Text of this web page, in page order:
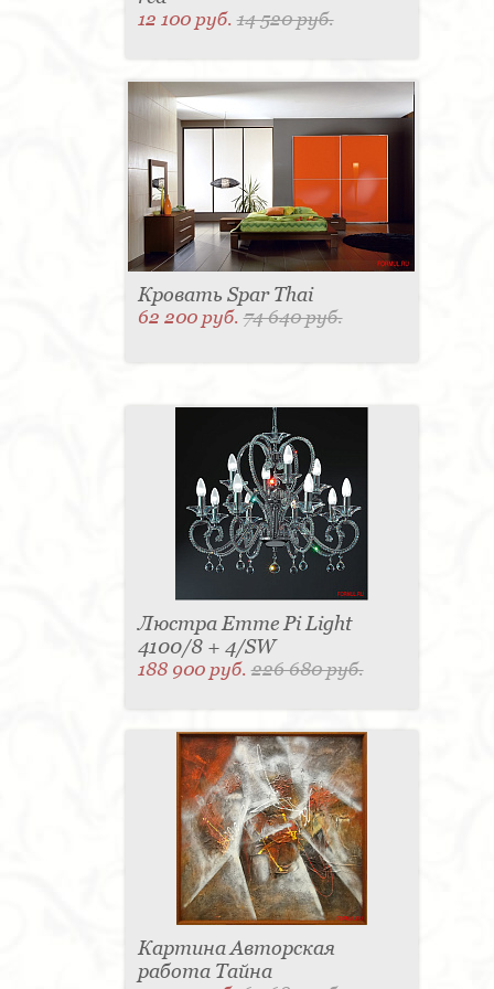
12 100 руб.14 520 руб.
Кровать Spar Thai
62 200 руб.74 640 руб.
Люстра Emme Pi Light
4100/8 + 4/SW
188 900 руб.226 680 руб.
Картина Авторская
работа Тайна